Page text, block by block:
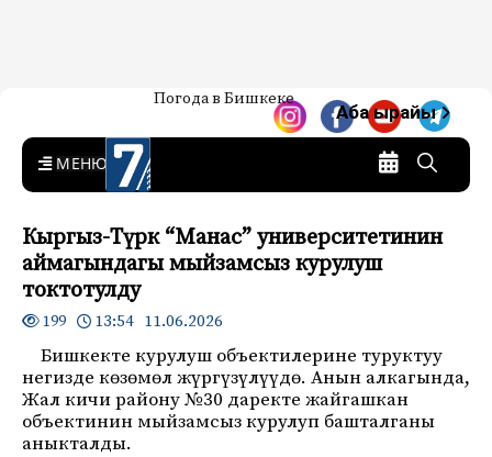
7-канал. Жаңылыктар —
Кыргызстан
Жаңылыктар — Кыргызстан
Погода в Бишкеке
Аба ырайы
MENU
Кыргыз-Түрк “Манас” университетинин
аймагындагы мыйзамсыз курулуш
токтотулду
199 13:54 11.06.2026
Бишкекте курулуш объектилерине туруктуу
негизде көзөмөл жүргүзүлүүдө. Анын алкагында,
Жал кичи району №30 даректе жайгашкан
объектинин мыйзамсыз курулуп башталганы
аныкталды.